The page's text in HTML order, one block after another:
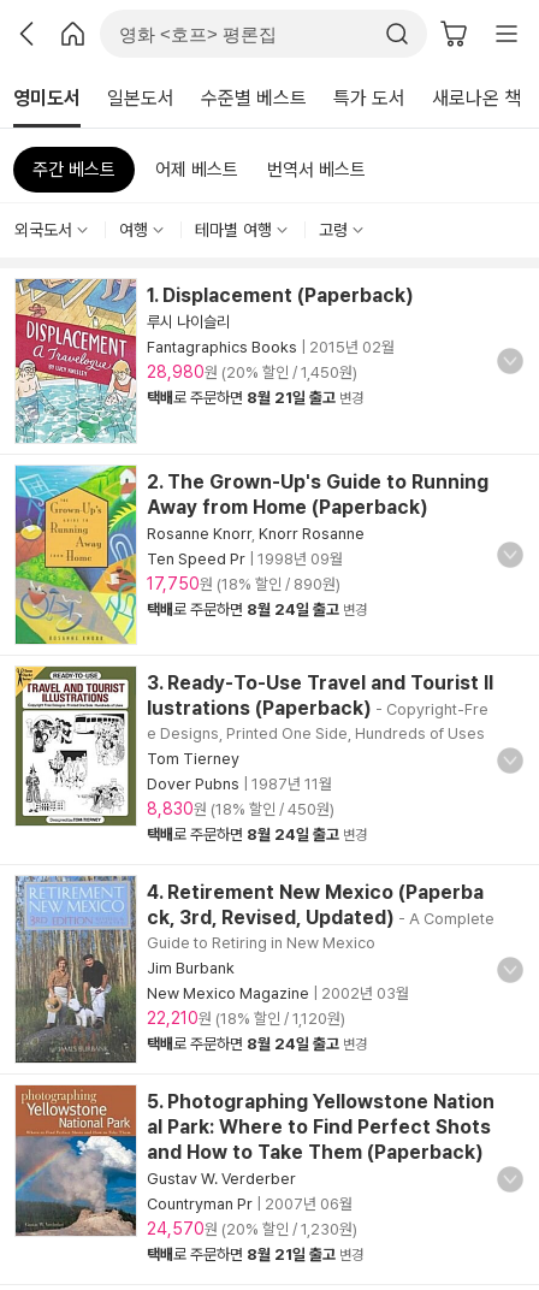
영미도서 일본도서 수준별 베스트 특가 도서 새로나온 책
주간 베스트 어제 베스트 번역서 베스트
외국도서 여행 테마별 여행 고령
1. Displacement (Paperback)
루시 나이슬리
Fantagraphics Books
2015년 02월
28,980원 (20% 할인 / 1,450원)
택배로 주문하면 8월 21일 출고 변경
2. The Grown-Up's Guide to Running
Away from Home (Paperback)
Rosanne Knorr, Knorr Rosanne
Ten Speed Pr
1998년 09월
17,750원 (18% 할인 / 890원)
택배로 주문하면 8월 24일 출고 변경
3. Ready-To-Use Travel and Tourist Il
lustrations (Paperback) - Copyright-Fre
e Designs, Printed One Side, Hundreds of Uses
Tom Tierney
Dover Pubns
1987년 11월
8,830원 (18% 할인 / 450원)
택배로 주문하면 8월 24일 출고 변경
4. Retirement New Mexico (Paperba
ck, 3rd, Revised, Updated) - A Complete
Guide to Retiring in New Mexico
Jim Burbank
New Mexico Magazine
2002년 03월
22,210원 (18% 할인 / 1,120원)
택배로 주문하면 8월 24일 출고 변경
5. Photographing Yellowstone Nation
al Park: Where to Find Perfect Shots
and How to Take Them (Paperback)
Gustav W. Verderber
Countryman Pr
2007년 06월
24,570원 (20% 할인 / 1,230원)
택배로 주문하면 8월 21일 출고 변경